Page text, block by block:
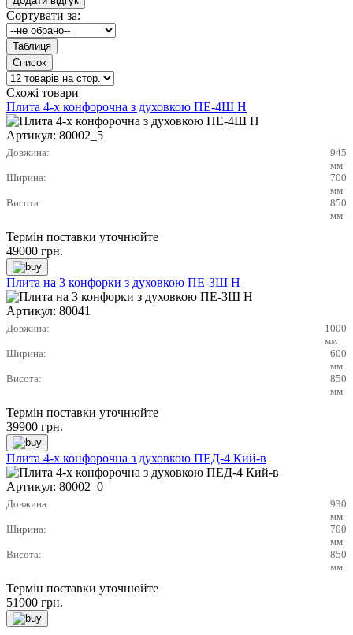
Сортувати за:
Схожі товари
Плита 4-х конфорочна з духовкою ПЕ-4Ш Н
Артикул: 80002_5
Довжина:
945
мм
Ширина:
700
мм
Висота:
850
мм
Термін поставки уточнюйте
49000 грн.
Плита на 3 конфорки з духовкою ПЕ-3Ш Н
Артикул: 80041
Довжина:
1000
мм
Ширина:
600
мм
Висота:
850
мм
Термін поставки уточнюйте
39900 грн.
Плита 4-х конфорочна з духовкою ПЕД-4 Кий-в
Артикул: 80002_0
Довжина:
930
мм
Ширина:
700
мм
Висота:
850
мм
Термін поставки уточнюйте
51900 грн.